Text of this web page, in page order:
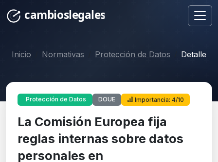
Inicio Normativas Protección de Datos Detalle
Protección de Datos DOUE Importancia: 4/10
La Comisión Europea fija
reglas internas sobre datos
personales en